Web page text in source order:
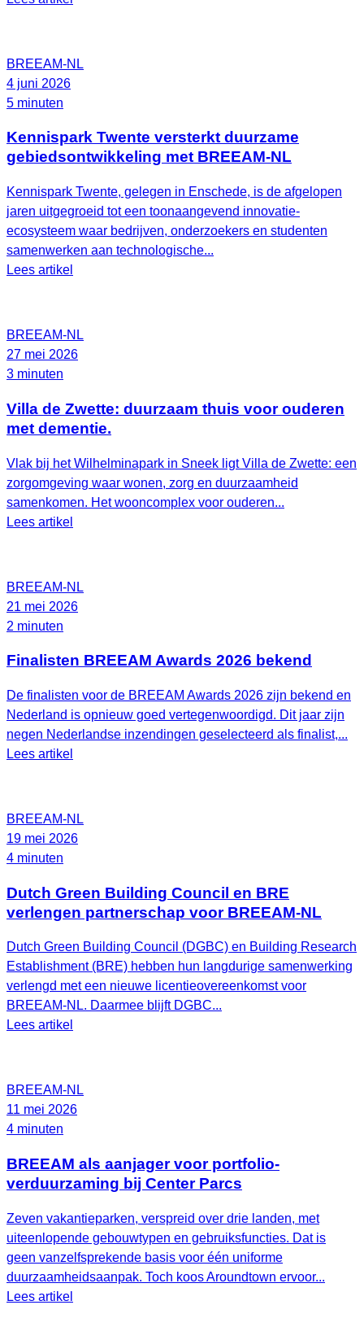
BREEAM-NL
4 juni 2026
5 minuten
Kennispark Twente versterkt duurzame
gebiedsontwikkeling met BREEAM‑NL
Kennispark Twente, gelegen in Enschede, is de afgelopen
jaren uitgegroeid tot een toonaangevend innovatie-
ecosysteem waar bedrijven, onderzoekers en studenten
samenwerken aan technologische...
Lees artikel
BREEAM-NL
27 mei 2026
3 minuten
Villa de Zwette: duurzaam thuis voor ouderen
met dementie.
Vlak bij het Wilhelminapark in Sneek ligt Villa de Zwette: een
zorgomgeving waar wonen, zorg en duurzaamheid
samenkomen. Het wooncomplex voor ouderen...
Lees artikel
BREEAM-NL
21 mei 2026
2 minuten
Finalisten BREEAM Awards 2026 bekend
De finalisten voor de BREEAM Awards 2026 zijn bekend en
Nederland is opnieuw goed vertegenwoordigd. Dit jaar zijn
negen Nederlandse inzendingen geselecteerd als finalist,...
Lees artikel
BREEAM-NL
19 mei 2026
4 minuten
Dutch Green Building Council en BRE
verlengen partnerschap voor BREEAM‑NL
Dutch Green Building Council (DGBC) en Building Research
Establishment (BRE) hebben hun langdurige samenwerking
verlengd met een nieuwe licentieovereenkomst voor
BREEAM‑NL. Daarmee blijft DGBC...
Lees artikel
BREEAM-NL
11 mei 2026
4 minuten
BREEAM als aanjager voor portfolio-
verduurzaming bij Center Parcs
Zeven vakantieparken, verspreid over drie landen, met
uiteenlopende gebouwtypen en gebruiksfuncties. Dat is
geen vanzelfsprekende basis voor één uniforme
duurzaamheidsaanpak. Toch koos Aroundtown ervoor...
Lees artikel